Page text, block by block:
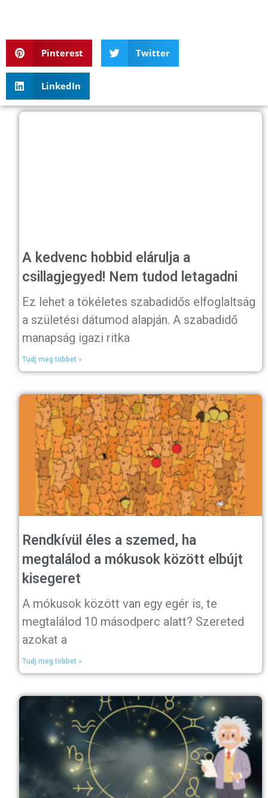
Pinterest Twitter
LinkedIn
A kedvenc hobbid elárulja a
csillagjegyed! Nem tudod letagadni
Ez lehet a tökéletes szabadidős elfoglaltság
a születési dátumod alapján. A szabadidő
manapság igazi ritka
Tudj meg többet »
Rendkívül éles a szemed, ha
megtalálod a mókusok között elbújt
kisegeret
A mókusok között van egy egér is, te
megtalálod 10 másodperc alatt? Szereted
azokat a
Tudj meg többet »